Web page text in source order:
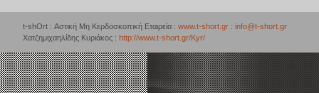
t-shOrt : Αστική Μη Κερδοσκοπική Εταιρεία : www.t-short.gr : info@t-short.gr
Χατζημιχαηλίδης Κυριάκος : http://www.t-short.gr/Kyr/